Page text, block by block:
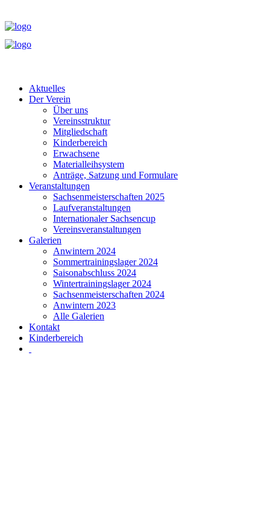
Aktuelles
Der Verein
Über uns
Vereinsstruktur
Mitgliedschaft
Kinderbereich
Erwachsene
Materialleihsystem
Anträge, Satzung und Formulare
Veranstaltungen
Sachsenmeisterschaften 2025
Laufveranstaltungen
Internationaler Sachsencup
Vereinsveranstaltungen
Galerien
Anwintern 2024
Sommertrainingslager 2024
Saisonabschluss 2024
Wintertrainingslager 2024
Sachsenmeisterschaften 2024
Anwintern 2023
Alle Galerien
Kontakt
Kinderbereich